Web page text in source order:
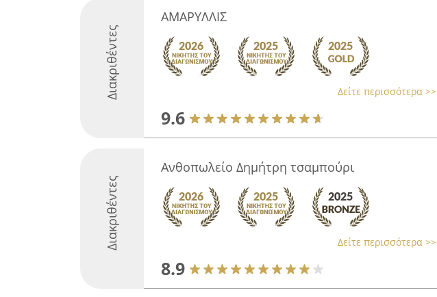
Διακριθέντες
AMAΡΥΛΛΙΣ
Δείτε περισσότερα >>
9.6
Διακριθέντες
Ανθοπωλείο Δημήτρη τσαμπούρι
Δείτε περισσότερα >>
8.9